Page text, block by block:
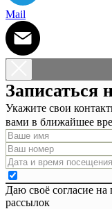
Mail
Записаться
Укажите свои
вами в ближайшее
Даю своё согласие
рассылок